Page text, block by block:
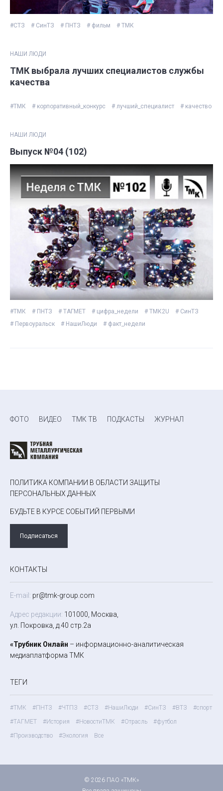
#СТЗ # СинТЗ # ПНТЗ # фильм # ТМК
НАШИ ЛЮДИ
ТМК выбрала лучших специалистов службы
качества
#ТМК # корпоративный_конкурс # лучший_специалист # качество
НАШИ ЛЮДИ
Выпуск №04 (102)
#ТМК # ПНТЗ # ТАГМЕТ # цифра_недели # ТМК2U
# СинТЗ
# Первоуральск
# НашиЛюди # факт_недели
ФОТО ВИДЕО ТМК ТВ ПОДКАСТЫ ЖУРНАЛ
ПОЛИТИКА КОМПАНИИ В ОБЛАСТИ ЗАЩИТЫ
ПЕРСОНАЛЬНЫХ ДАННЫХ
БУДЬТЕ В КУРСЕ СОБЫТИЙ ПЕРВЫМИ
Подписаться
КОНТАКТЫ
E-mail: pr@tmk-group.com
Адрес редакции: 101000, Москва,
ул. Покровка, д.40 стр.2а
«Трубник Онлайн – информационно-аналитическая
медиаплатформа ТМК
ТЕГИ
#ТМК #ПНТЗ #ЧТПЗ #СТЗ #НашиЛюди #СинТЗ #ВТЗ
#спорт
#ТАГМЕТ
#История #НовостиТМК #Отрасль
#футбол
#Производство
#Экология Все
© 2026 ПАО «ТМК»